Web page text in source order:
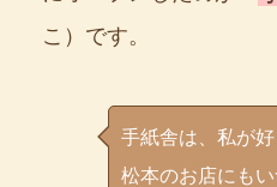
こ）です。
手紙舎は、私が
松本のお店にも